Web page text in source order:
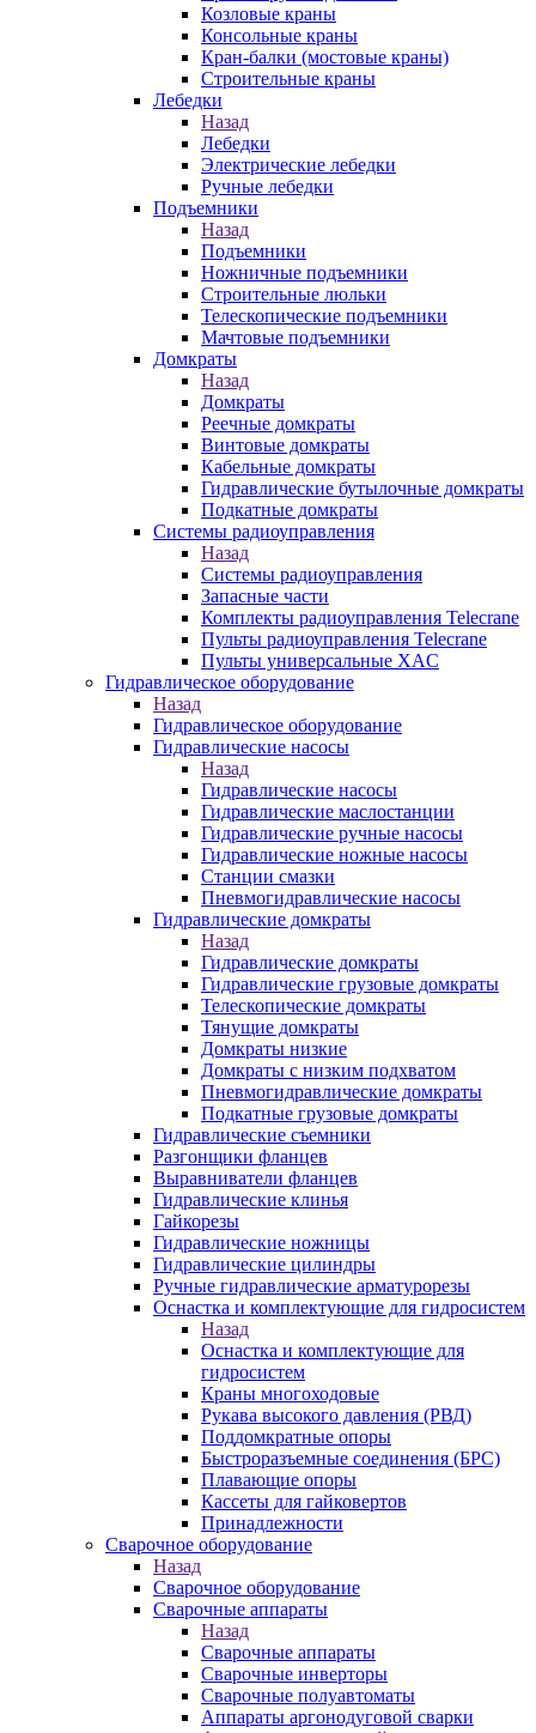
Козловые краны
Консольные краны
Кран-балки (мостовые краны)
Строительные краны
Лебедки
Назад
Лебедки
Электрические лебедки
Ручные лебедки
Подъемники
Назад
Подъемники
Ножничные подъемники
Строительные люльки
Телескопические подъемники
Мачтовые подъемники
Домкраты
Назад
Домкраты
Реечные домкраты
Винтовые домкраты
Кабельные домкраты
Гидравлические бутылочные домкраты
Подкатные домкраты
Системы радиоуправления
Назад
Системы радиоуправления
Запасные части
Комплекты радиоуправления Telecrane
Пульты радиоуправления Telecrane
Пульты универсальные XAC
Гидравлическое оборудование
Назад
Гидравлическое оборудование
Гидравлические насосы
Назад
Гидравлические насосы
Гидравлические маслостанции
Гидравлические ручные насосы
Гидравлические ножные насосы
Станции смазки
Пневмогидравлические насосы
Гидравлические домкраты
Назад
Гидравлические домкраты
Гидравлические грузовые домкраты
Телескопические домкраты
Тянущие домкраты
Домкраты низкие
Домкраты с низким подхватом
Пневмогидравлические домкраты
Подкатные грузовые домкраты
Гидравлические съемники
Разгонщики фланцев
Выравниватели фланцев
Гидравлические клинья
Гайкорезы
Гидравлические ножницы
Гидравлические цилиндры
Ручные гидравлические арматурорезы
Оснастка и комплектующие для гидросистем
Назад
Оснастка и комплектующие для
гидросистем
Краны многоходовые
Рукава высокого давления (РВД)
Поддомкратные опоры
Быстроразъемные соединения (БРС)
Плавающие опоры
Кассеты для гайковертов
Принадлежности
Сварочное оборудование
Назад
Сварочное оборудование
Сварочные аппараты
Назад
Сварочные аппараты
Сварочные инверторы
Сварочные полуавтоматы
Аппараты аргонодуговой сварки